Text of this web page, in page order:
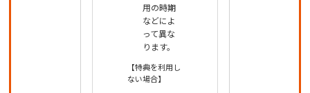
用の時期
などによ
って異な
ります。
【特典を利用し
ない場合】